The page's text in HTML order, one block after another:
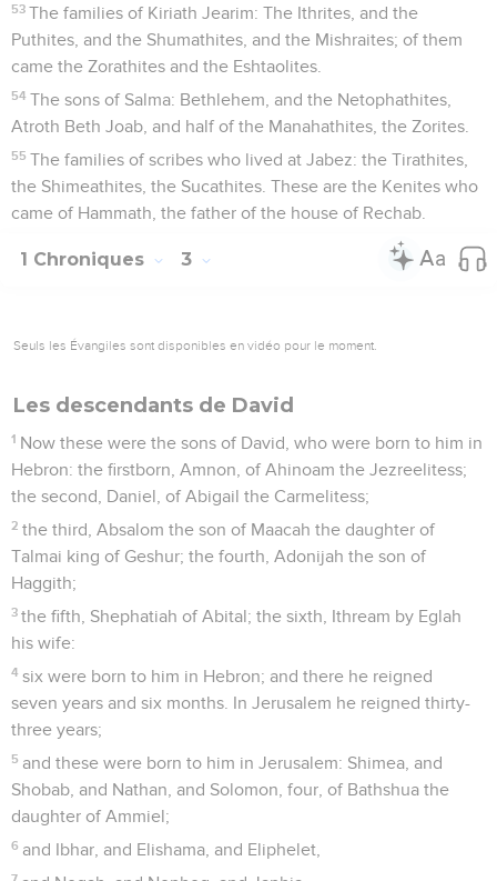
53 The families of Kiriath Jearim: The Ithrites, and the
Puthites, and the Shumathites, and the Mishraites; of them
came the Zorathites and the Eshtaolites.
54 The sons of Salma: Bethlehem, and the Netophathites,
Atroth Beth Joab, and half of the Manahathites, the Zorites.
55 The families of scribes who lived at Jabez: the Tirathites,
the Shimeathites, the Sucathites. These are the Kenites who
came of Hammath, the father of the house of Rechab.
1 Chroniques 3
Seuls les Évangiles sont disponibles en vidéo pour le moment.
Les descendants de David
1 Now these were the sons of David, who were born to him in
Hebron: the firstborn, Amnon, of Ahinoam the Jezreelitess;
the second, Daniel, of Abigail the Carmelitess;
2 the third, Absalom the son of Maacah the daughter of
Talmai king of Geshur; the fourth, Adonijah the son of
Haggith;
3 the fifth, Shephatiah of Abital; the sixth, Ithream by Eglah
his wife:
4 six were born to him in Hebron; and there he reigned
seven years and six months. In Jerusalem he reigned thirty-
three years;
5 and these were born to him in Jerusalem: Shimea, and
Shobab, and Nathan, and Solomon, four, of Bathshua the
daughter of Ammiel;
6 and Ibhar, and Elishama, and Eliphelet,
7